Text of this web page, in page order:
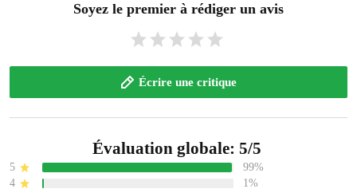
Soyez le premier à rédiger un avis
Écrire une critique
Évaluation globale: 5/5
5
99%
4
1%